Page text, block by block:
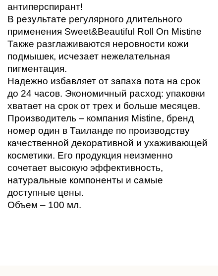
антиперспирант!
В результате регулярного длительного
применения Sweet&Beautiful Roll On Mistine
Также разглаживаются неровности кожи
подмышек, исчезает нежелательная
пигментация.
Надежно избавляет от запаха пота на срок
до 24 часов. Экономичный расход: упаковки
хватает на срок от трех и больше месяцев.
Производитель – компания Mistine, бренд
номер один в Таиланде по производству
качественной декоративной и ухаживающей
косметики. Его продукция неизменно
сочетает высокую эффективность,
натуральные компоненты и самые
доступные цены.
Объем – 100 мл.